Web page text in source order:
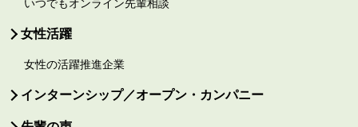
女性活躍
女性の活躍推進企業
インターンシップ／オープン・カンパニー